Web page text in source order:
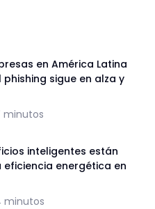
en América Latina
sigue en alza y
minutos
inteligentes están
eficiencia energética en
minutos